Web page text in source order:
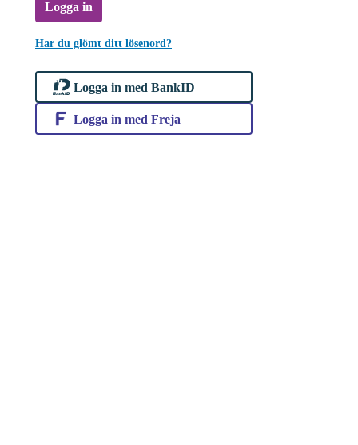
Logga in
Har du glömt ditt lösenord?
Logga in med BankID
Logga in med Freja